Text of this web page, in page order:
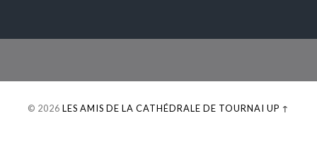
© 2026 LES AMIS DE LA CATHÉDRALE DE TOURNAI UP ↑